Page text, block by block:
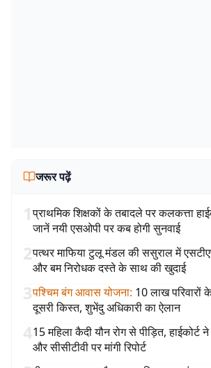
जरूर पढ़ें
1प्राथमिक शिक्षकों के तबादले पर कलकत्ता
जानें नयी एसओपी पर कब होगी सुनवाई
2पत्थर माफिया टुलू मंडल की ससुराल में
और बम निरोधक दस्ते के साथ की खुदाई
3पश्चिम बंग आवास योजना: 10 लाख
दूसरी किस्त, शुभेंदु अधिकारी का ऐलान
415 महिला कैदी यौन रोग से पीड़ित, हाईकोर्ट
और सीसीटीवी पर मांगी रिपोर्ट